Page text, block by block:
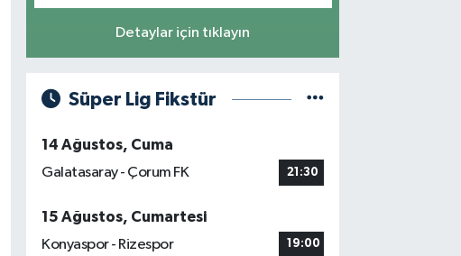
Detaylar için tıklayın
Süper Lig Fikstür
14 Ağustos, Cuma
Galatasaray - Çorum FK
21:30
15 Ağustos, Cumartesi
Konyaspor - Rizespor
19:00